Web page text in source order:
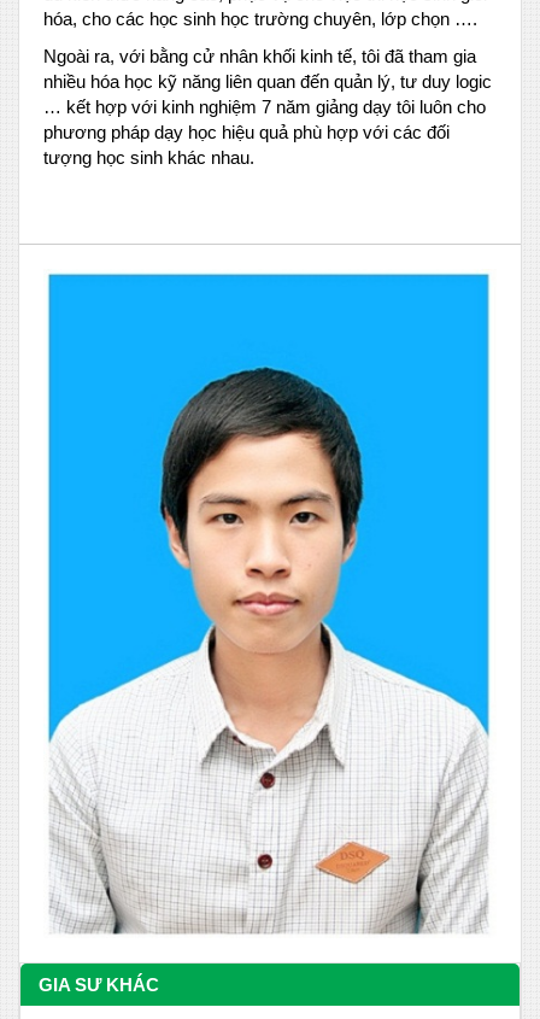
hóa, cho các học sinh học trường chuyên, lớp chọn ….
Ngoài ra, với bằng cử nhân khối kinh tế, tôi đã tham gia
nhiều hóa học kỹ năng liên quan đến quản lý, tư duy logic
… kết hợp với kinh nghiệm 7 năm giảng dạy tôi luôn cho
phương pháp dạy học hiệu quả phù hợp với các đối
tượng học sinh khác nhau.
GIA SƯ KHÁC